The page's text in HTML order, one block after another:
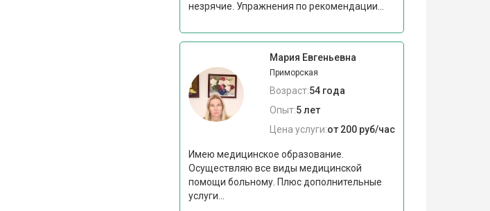
незрячие. Упражнения по рекомендации...
Мария Евгеньевна
Приморская
Возраст:54 года
Опыт:5 лет
Цена услуги:от 200 руб/час
Имею медицинское образование.
Осуществляю все виды медицинской
помощи больному. Плюс дополнительные
услуги...